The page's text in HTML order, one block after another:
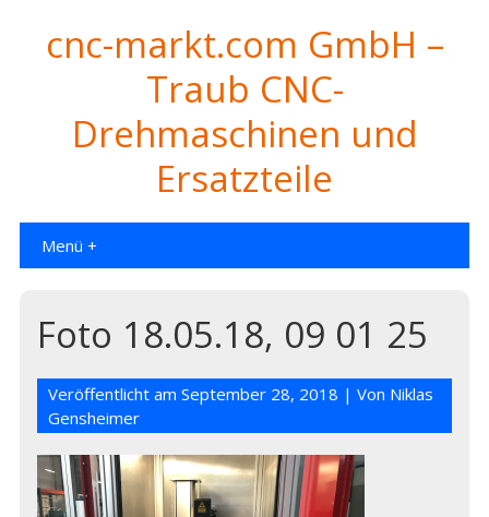
cnc-markt.com GmbH –
Traub CNC-
Drehmaschinen und
Ersatzteile
Menü +
Foto 18.05.18, 09 01 25
Veröffentlicht amSeptember 28, 2018 | Von Niklas
Gensheimer